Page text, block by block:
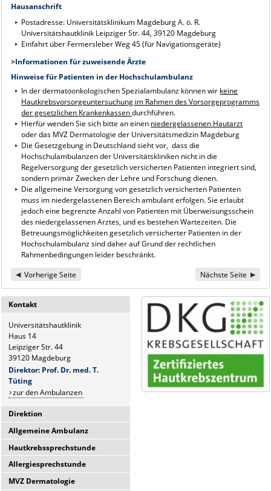
Hausanschrift
Postadresse: Universitätsklinikum Magdeburg A. ö. R.
Universitätshautklinik Leipziger Str. 44, 39120 Magdeburg
Einfahrt über Fermersleber Weg 45 (für Navigationsgeräte)
>Informationen für zuweisende Ärzte
Hinweise für Patienten in der Hochschulambulanz
In der dermatoonkologischen Spezialambulanz können wir keine
Hautkrebsvorsorgeuntersuchung im Rahmen des Vorsorgeprogramms
der gesetzlichen Krankenkassendurchführen.
Hierfür wenden Sie sich bitte an einen niedergelassenen Hautarzt
oder das MVZ Dermatologie der Universitätsmedizin Magdeburg
Die Gesetzgebung in Deutschland sieht vor, dass die
Hochschulambulanzen der Universitätskliniken nicht in die
Regelversorgung der gesetzlich versicherten Patienten integriert sind,
sondern primär Zwecken der Lehre und Forschung dienen.
Die allgemeine Versorgung von gesetzlich versicherten Patienten
muss im niedergelassenen Bereich ambulant erfolgen. Sie erlaubt
jedoch eine begrenzte Anzahl von Patienten mit Überweisungsschein
des niedergelassenen Arztes, und es bestehen Wartezeiten. Die
Betreuungsmöglichkeiten gesetzlich versicherter Patienten in der
Hochschulambulanz sind daher auf Grund der rechtlichen
Rahmenbedingungen leider beschränkt.
Vorherige Seite
Nächste Seite
Kontakt
Universitätshautklinik
Haus 14
Leipziger Str. 44
39120 Magdeburg
Direktor: Prof. Dr. med. T.
Tüting
zur den Ambulanzen
Allgemeine Ambulanz
Sie erreichen uns telefonisch Mo-
Fr.:
8-10 Uhr
Hier finden Sie uns:
Hautkrebssprechstunde
Sie erreichen uns telefonisch Mo-
Fr.:
Allergiesprechstunde
Sie erreichen uns telefonisch Mo-
MVZ Dermatologie
Direktion
Universitätshautklinik
Haus 14
Leipziger Str. 44
39120 Magdeburg
Direktor: Prof. Dr. med. T.